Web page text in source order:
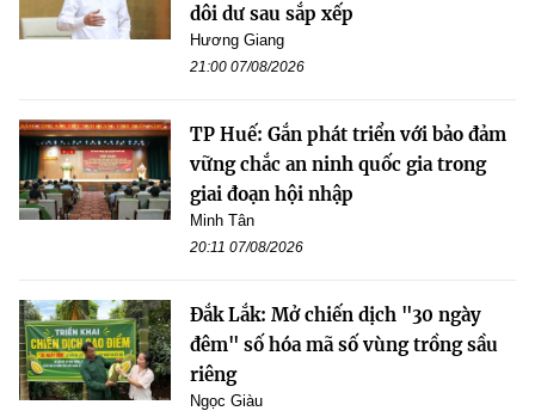
dôi dư sau sắp xếp
Hương Giang
21:00 07/08/2026
TP Huế: Gắn phát triển với bảo đảm
vững chắc an ninh quốc gia trong
giai đoạn hội nhập
Minh Tân
20:11 07/08/2026
Đắk Lắk: Mở chiến dịch "30 ngày
đêm" số hóa mã số vùng trồng sầu
riêng
Ngọc Giàu